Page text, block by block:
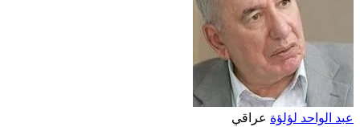
عبد الواحد لؤلؤة عراقي